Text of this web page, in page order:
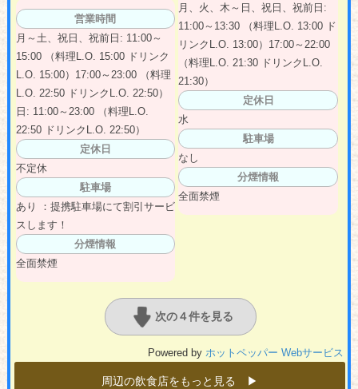
営業時間
月～土、祝日、祝前日: 11:00～
15:00 （料理L.O. 15:00 ドリンク
L.O. 15:00）17:00～23:00 （料理
L.O. 22:50 ドリンクL.O. 22:50）
日: 11:00～23:00 （料理L.O.
22:50 ドリンクL.O. 22:50）
定休日
不定休
駐車場
あり ：提携駐車場にて割引サービ
スします！
分煙情報
全面禁煙
月、火、木～日、祝日、祝前日:
11:00～13:30 （料理L.O. 13:00 ド
リンクL.O. 13:00）17:00～22:00
（料理L.O. 21:30 ドリンクL.O.
21:30）
定休日
水
駐車場
なし
分煙情報
全面禁煙
次の４件を見る
Powered byホットペッパー Webサービス
周辺の飲食店をもっと見る ▶︎